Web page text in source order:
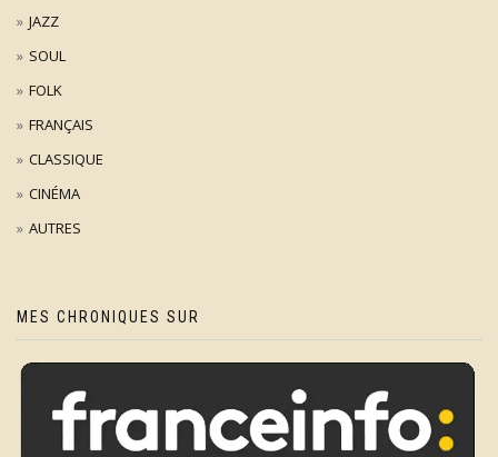
JAZZ
SOUL
FOLK
FRANÇAIS
CLASSIQUE
CINÉMA
AUTRES
MES CHRONIQUES SUR